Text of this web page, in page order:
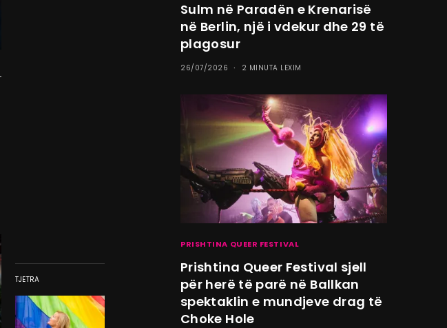
TJETRA
Sulm në Paradën e Krenarisë
në Berlin, një i vdekur dhe 29 të
plagosur
26/07/2026 2 MINUTA LEXIM
PRISHTINA QUEER FESTIVAL
Prishtina Queer Festival sjell
për herë të parë në Ballkan
spektaklin e mundjeve drag të
Choke Hole